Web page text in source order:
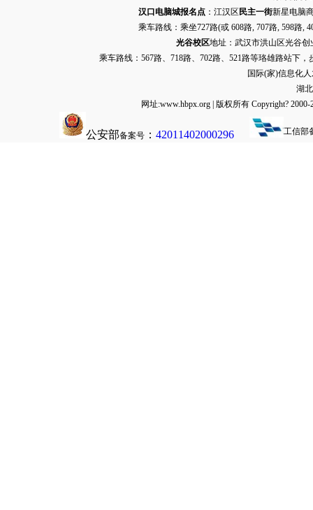
汉口电脑城报名点：江汉区 民主一街新星电脑
乘车路线：乘坐727路(或 608路, 707路, 598路,
光谷校区地址：武汉市洪山区光谷创
乘车路线：567路、718路、702路、521路等珞雄路站下
国际(家)信息化
湖
网址:www.hbpx.org | 版权所有 Copyright?
公安部备案号 ： 42011402000296 工信部